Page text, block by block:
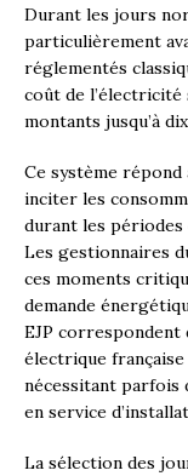
Durant les jours
particulièrement
réglementés
coût de l’électricité
montants jusqu’à
Ce système répond
inciter les
durant les
Les gestionnaires
ces moments
demande
EJP
électrique française
nécessitant parfois
en service
La sélection des